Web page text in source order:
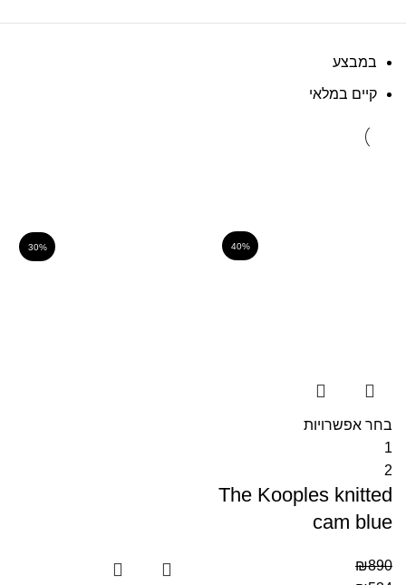
במבצע
קיים במלאי
40%
בחר אפשרויות
1
2
The Kooples knitted
cam blue
₪890
30%